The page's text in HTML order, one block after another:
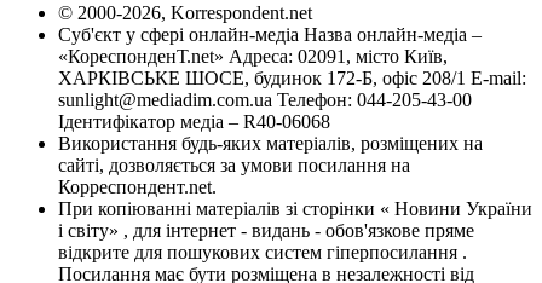
© 2000-2026, Korrespondent.net
Суб'єкт у сфері онлайн-медіа Назва онлайн-медіа –
«КореспонденТ.net» Адреса: 02091, місто Київ,
ХАРКІВСЬКЕ ШОСЕ, будинок 172-Б, офіс 208/1 E-mail:
sunlight@mediadim.com.ua Телефон: 044-205-43-00
Ідентифікатор медіа – R40-06068
Використання будь-яких матеріалів, розміщених на
сайті, дозволяється за умови посилання на
Корреспондент.net.
При копіюванні матеріалів зі сторінки « Новини України
і світу» , для інтернет - видань - обов'язкове пряме
відкрите для пошукових систем гіперпосилання .
Посилання має бути розміщена в незалежності від